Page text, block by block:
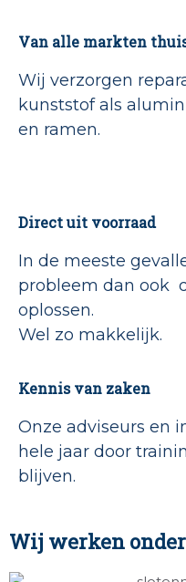
Van alle markten
Wij verzorgen
kunststof als
en ramen.
Direct uit voorraad
In de meeste
probleem dan ook
oplossen.
Wel zo makkelijk.
Kennis van zaken
Onze adviseurs en
hele jaar door
blijven.
Wij werken